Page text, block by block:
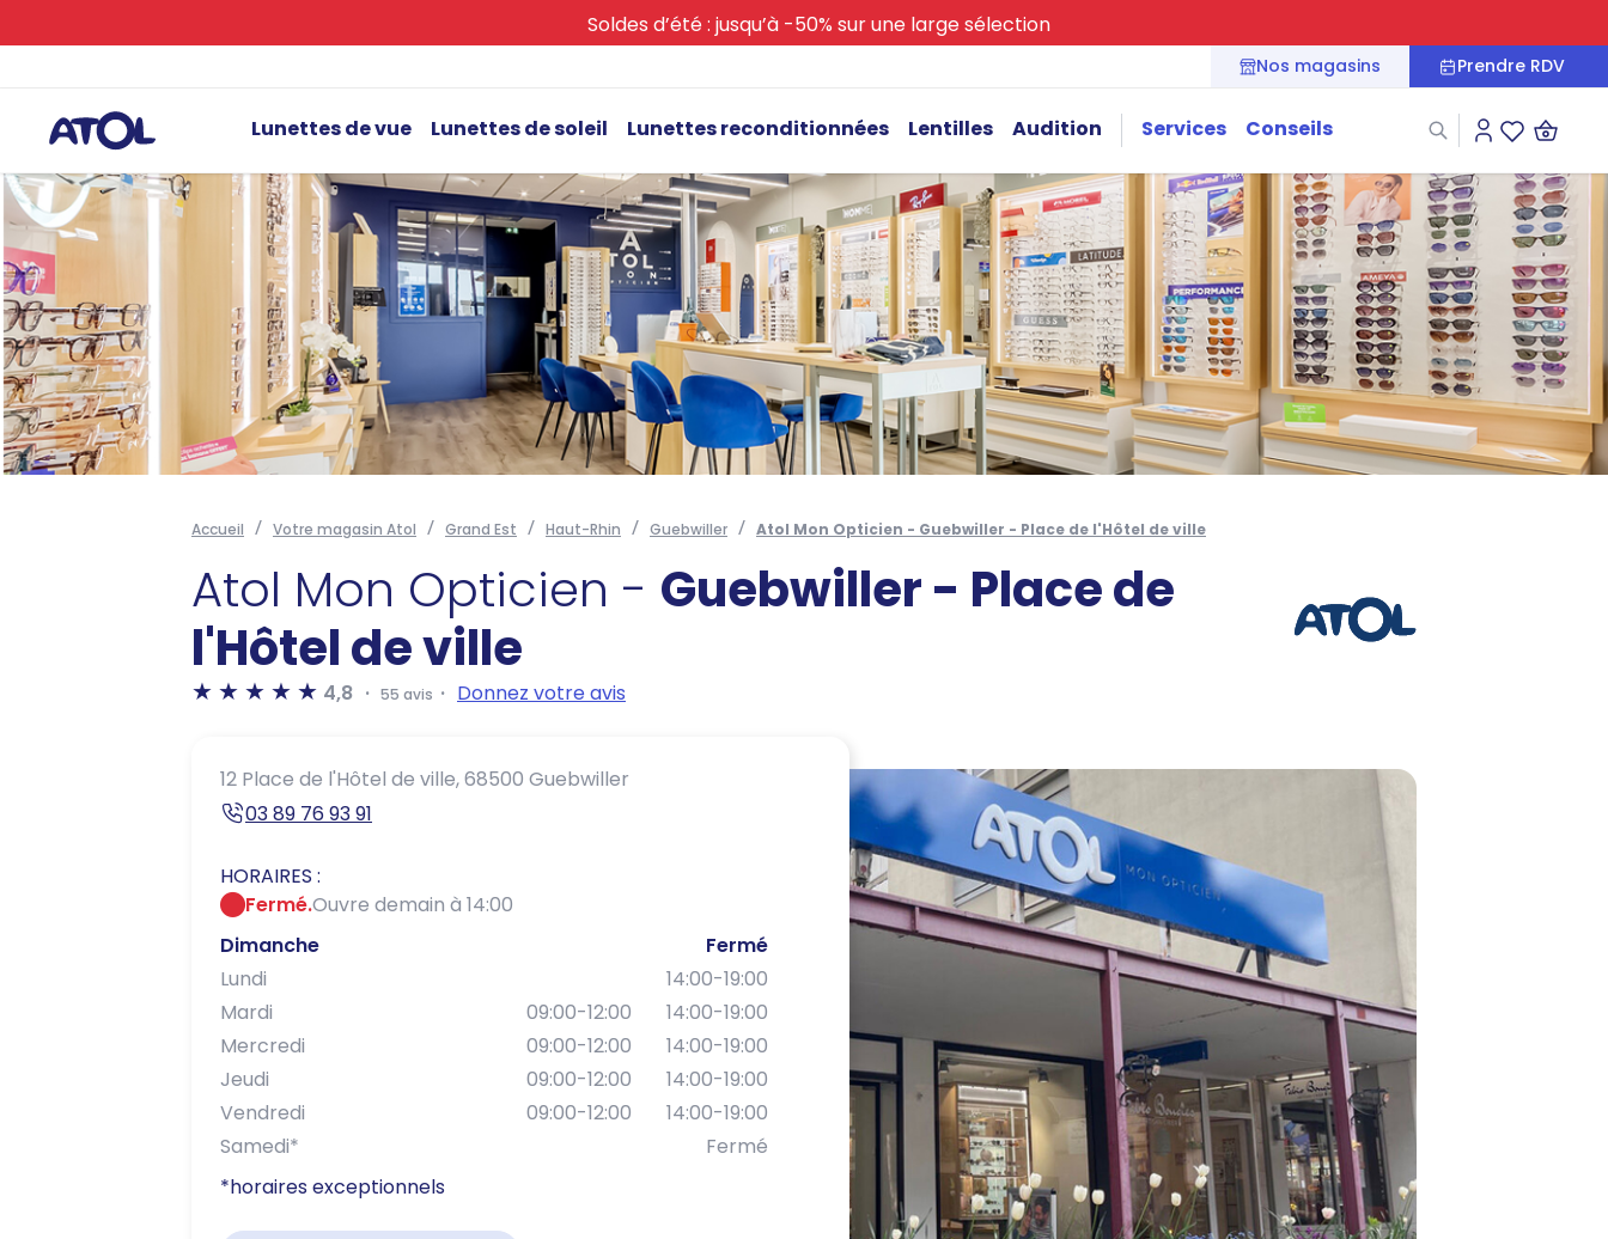
Soldes d’été : jusqu’à -50% sur une large sélection
Nos magasins Prendre RDV
Lunettes de vue Lunettes de soleil Lunettes reconditionnées Lentilles Audition Services Conseils
Connexion
Accueil Votre magasin Atol Grand Est Haut-Rhin Guebwiller Atol Mon Opticien - Guebwiller - Place de l'Hôtel de ville
Atol Mon Opticien - Guebwiller - Place de
l'Hôtel de ville
4,8 55 avis Donnez votre avis
12 Place de l'Hôtel de ville,68500 Guebwiller
03 89 76 93 91
HORAIRES :
Fermé.Ouvre demain à 14:00
Dimanche
Fermé
Lundi
14:00-19:00
Mardi
09:00-12:00
14:00-19:00
Mercredi
09:00-12:00
14:00-19:00
Jeudi
09:00-12:00
14:00-19:00
Vendredi
09:00-12:00
14:00-19:00
Samedi*
Fermé
*horaires exceptionnels